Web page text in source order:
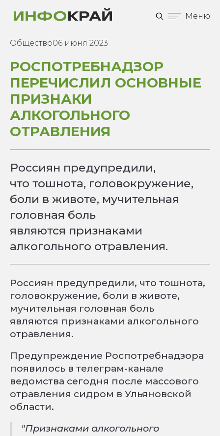
Меню
Общество06 июня 2023
РОСПОТРЕБНАДЗОР
ПЕРЕЧИСЛИЛ ОСНОВНЫЕ
ПРИЗНАКИ
АЛКОГОЛЬНОГО
ОТРАВЛЕНИЯ
Россиян предупредили,
что тошнота, головокружение,
боли в животе, мучительная
головная боль
являются признаками
алкогольного отравления.
Россиян предупредили, что тошнота,
головокружение, боли в животе,
мучительная головная боль
являются признаками алкогольного
отравления.
Предупреждение Роспотребнадзора
появилось в телеграм-канале
ведомства сегодня после массового
отравления сидром в Ульяновской
области.
"Признаками алкогольного